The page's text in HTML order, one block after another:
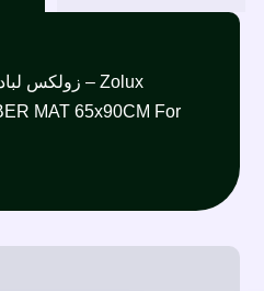
MAT 65x90CM For